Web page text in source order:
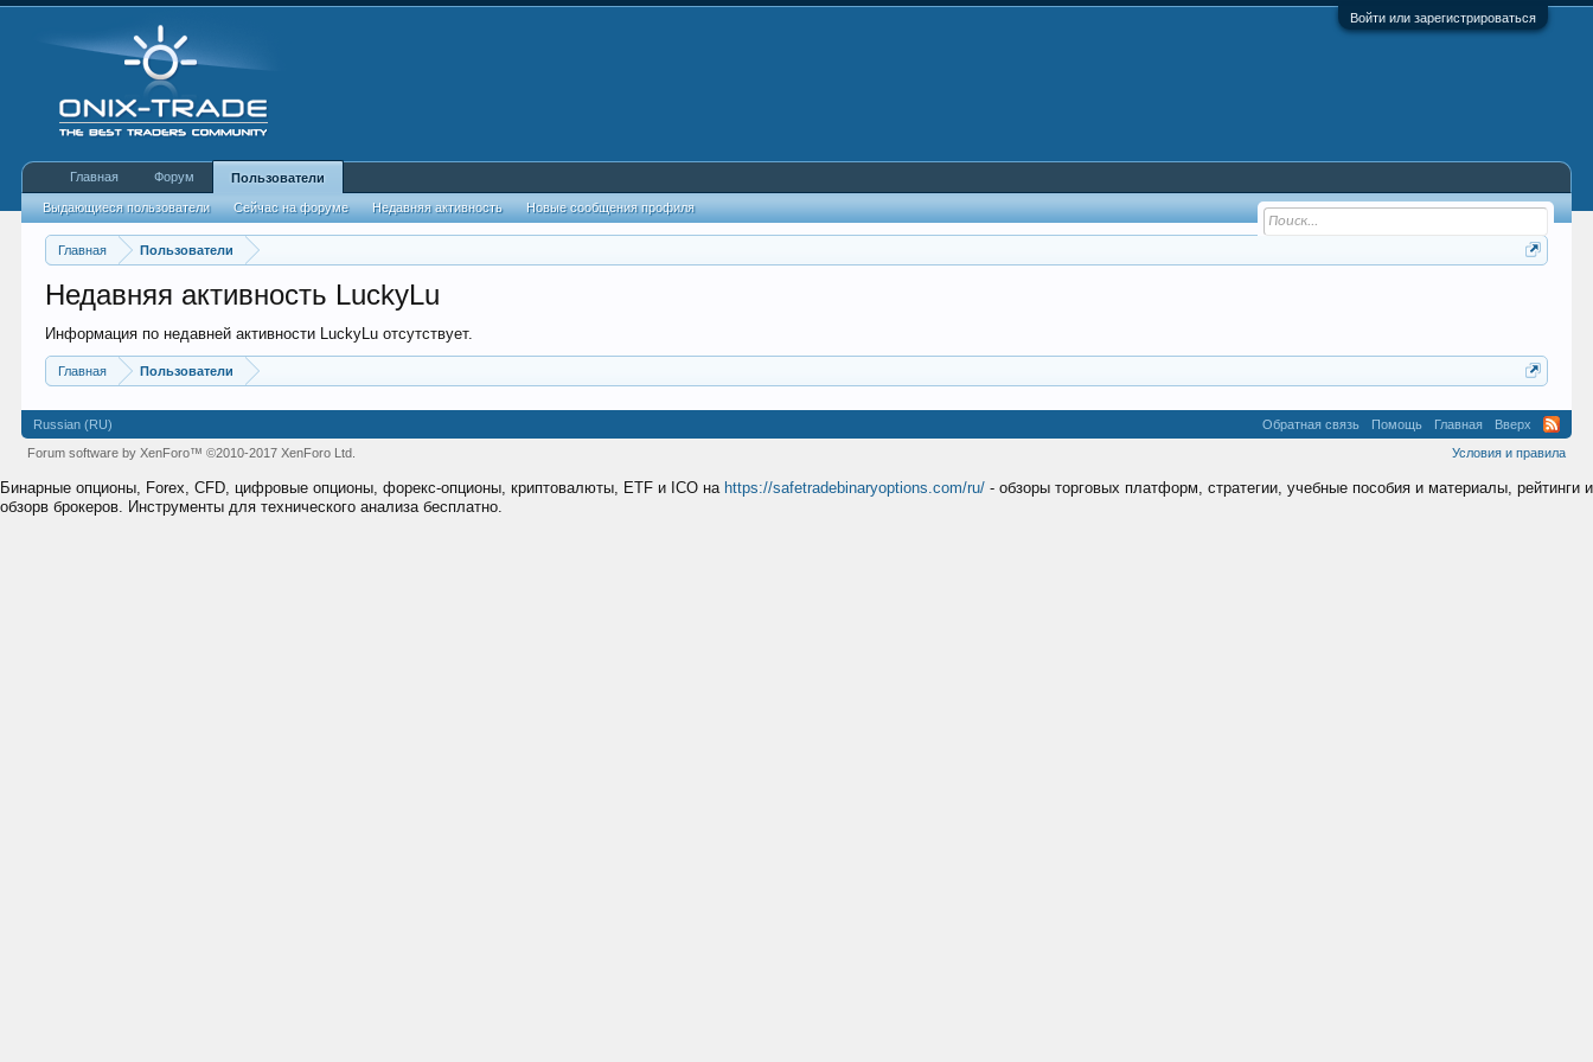
Войти или зарегистрироваться
Главная Пользователи
Недавняя активность LuckyLu
Информация по недавней активности LuckyLu отсутствует.
Главная Пользователи
Главная Форум Пользователи
Выдающиеся пользователи Сейчас на форуме Недавняя активность Новые сообщения профиля
Russian (RU) Обратная связь Помощь Главная
Вверх
Условия и правила
Forum software by XenForo™©2010-2017 XenForo Ltd.
Бинарные опционы, Forex, CFD, цифровые опционы, форекс-опционы, криптовалюты, ETF и ICO на https://safetradebinaryoptions.com/ru/ - обзоры торговых платформ, стратегии, учебные пособия и материалы, рейтинги и
обзорв брокеров. Инструменты для технического анализа бесплатно.